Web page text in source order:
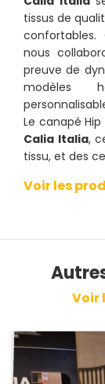
tissus de
nous
preuve de
modèles
Le canapé
Calia Italia,
tissu, et des
Voir les
Voir